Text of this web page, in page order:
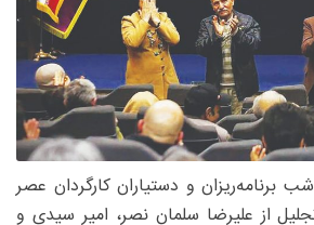
برنامه‌ریزان و دستیاران کارگردان عصر
۸ دی با تجلیل از علیرضا سلمان نصر، امیر سیدی و